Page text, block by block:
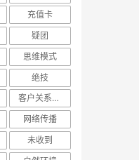
充值卡
疑团
思维模式
绝技
客户关系管理
网络传播
未收到